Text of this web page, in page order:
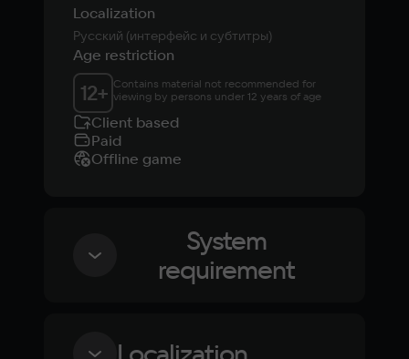
Localization
Русский (интерфейс и субтитры)
Age restriction
12+ Contains material not recommended for
viewing by persons under 12 years of age
Client based
Paid
Offline game
System
requirement
Minimum